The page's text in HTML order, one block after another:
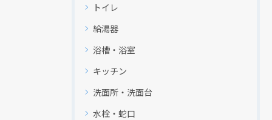
トイレ
給湯器
浴槽・浴室
キッチン
洗面所・洗面台
水栓・蛇口